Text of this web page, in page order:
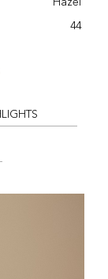
Hazel
44